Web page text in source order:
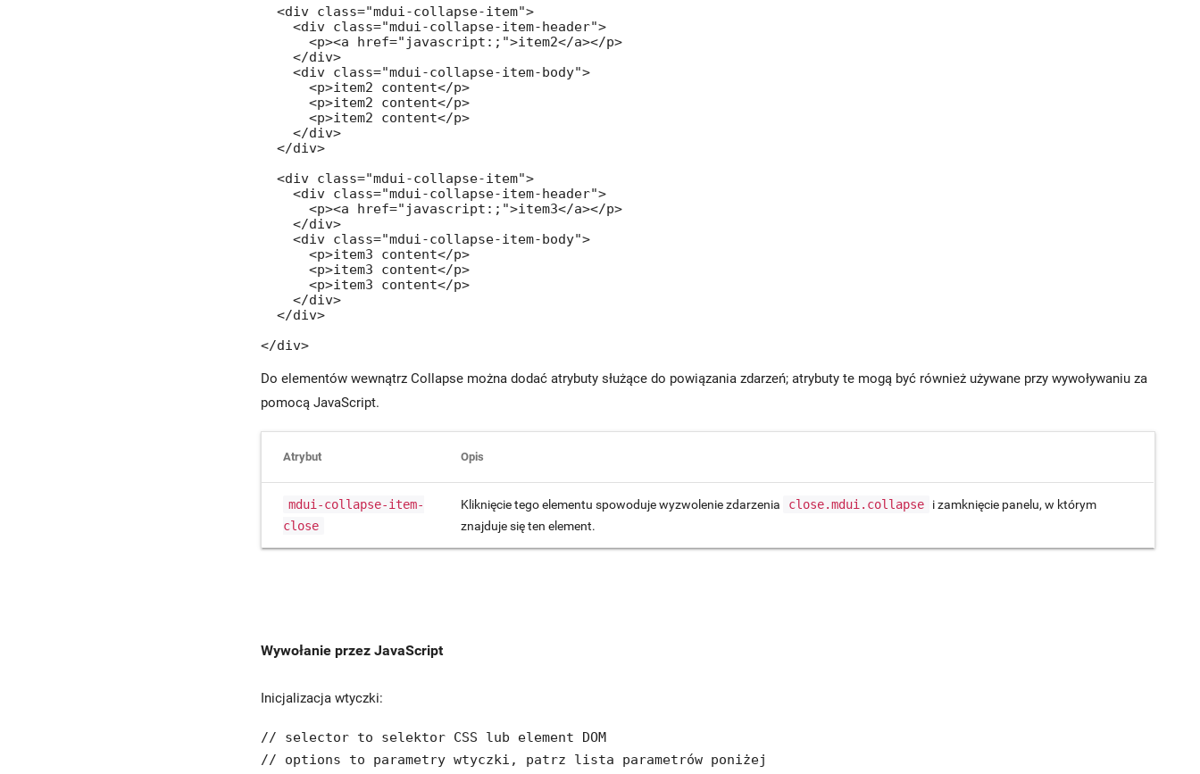
  <div class="mdui-collapse-item">
    <div class="mdui-collapse-item-header">
      <p><a href="javascript:;">item2</a></p>
    </div>
    <div class="mdui-collapse-item-body">
      <p>item2 content</p>
      <p>item2 content</p>
      <p>item2 content</p>
    </div>
  </div>
  <div class="mdui-collapse-item">
    <div class="mdui-collapse-item-header">
      <p><a href="javascript:;">item3</a></p>
    </div>
    <div class="mdui-collapse-item-body">
      <p>item3 content</p>
      <p>item3 content</p>
      <p>item3 content</p>
    </div>
  </div>
</div>
Do elementów wewnątrz Collapse można dodać atrybuty służące do powiązania zdarzeń; atrybuty te mogą być również używane przy wywoływaniu za
pomocą JavaScript.
Atrybut Opis
mdui-collapse-item-
close
Kliknięcie tego elementu spowoduje wyzwolenie zdarzenia close.mdui.collapse
i zamknięcie panelu, w którym
znajduje się ten element.
Wywołanie przez JavaScript
Inicjalizacja wtyczki:
// selector to selektor CSS lub element DOM
// options to parametry wtyczki, patrz lista parametrów poniżej